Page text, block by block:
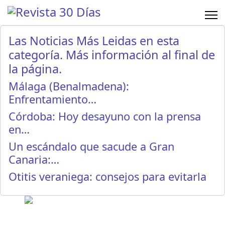
Las Noticias Más Leidas en esta
categoría. Más información al final de
la página.
Málaga (Benalmadena):
Enfrentamiento…
Córdoba: Hoy desayuno con la prensa
en…
Un escándalo que sacude a Gran
Canaria:…
Otitis veraniega: consejos para evitarla